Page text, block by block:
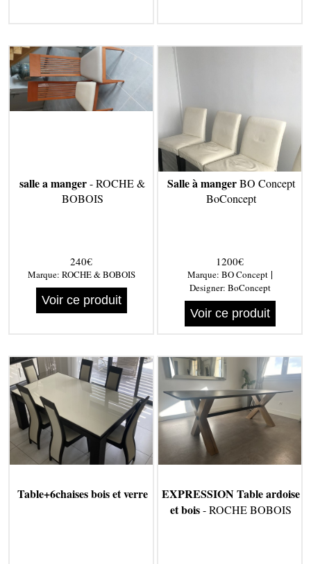
salle a manger- ROCHE &
BOBOIS
240€
Marque: ROCHE & BOBOIS
Voir ce produit
Salle à mangerBO Concept
BoConcept
1200€
Marque: BO Concept|
Designer: BoConcept
Voir ce produit
Table+6chaises bois et verre
EXPRESSION Table ardoise
et bois- ROCHE BOBOIS